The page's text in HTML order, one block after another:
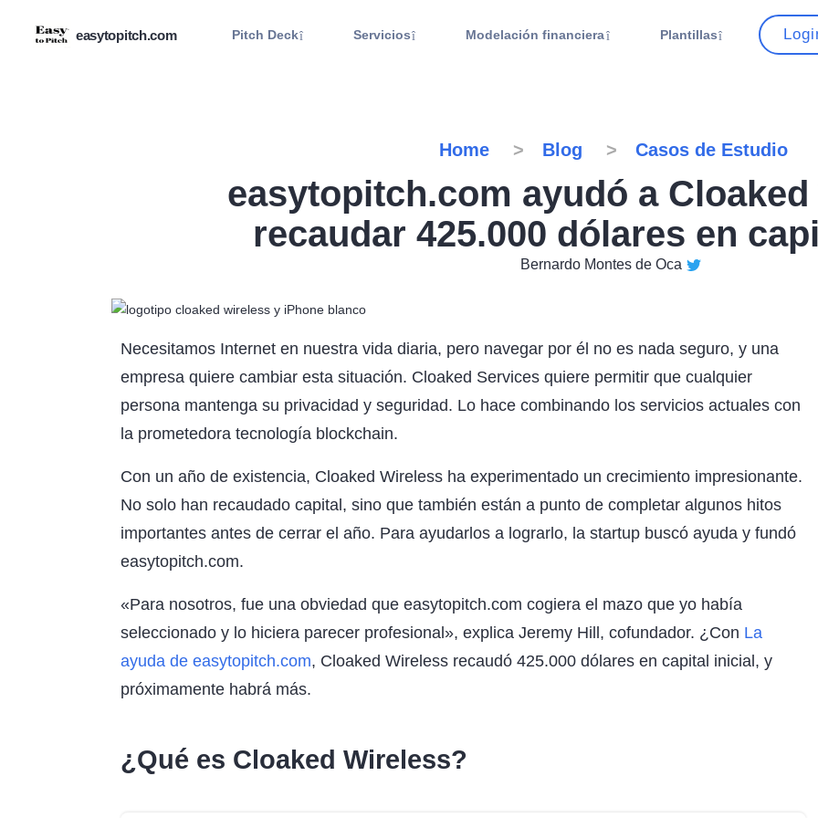
easytopitch.com Pitch Deck Servicios Modelación financiera Plantillas
Home Blog Casos de Estudio
easytopitch.com ayudó a
recaudar 425.000 dólares en
Bernardo Montes de Oca
Necesitamos Internet en nuestra vida diaria, pero navegar por él no es nada seguro, y una
empresa quiere cambiar esta situación. Cloaked Services quiere permitir que cualquier
persona mantenga su privacidad y seguridad. Lo hace combinando los servicios actuales con
la prometedora tecnología blockchain.
Con un año de existencia, Cloaked Wireless ha experimentado un crecimiento impresionante.
No solo han recaudado capital, sino que también están a punto de completar algunos hitos
importantes antes de cerrar el año. Para ayudarlos a lograrlo, la startup buscó ayuda y fundó
easytopitch.com.
«Para nosotros, fue una obviedad que easytopitch.com cogiera el mazo que yo había
seleccionado y lo hiciera parecer profesional», explica Jeremy Hill, cofundador. ¿Con La
ayuda de easytopitch.com, Cloaked Wireless recaudó 425.000 dólares en capital inicial, y
próximamente habrá más.
¿Qué es Cloaked Wireless?